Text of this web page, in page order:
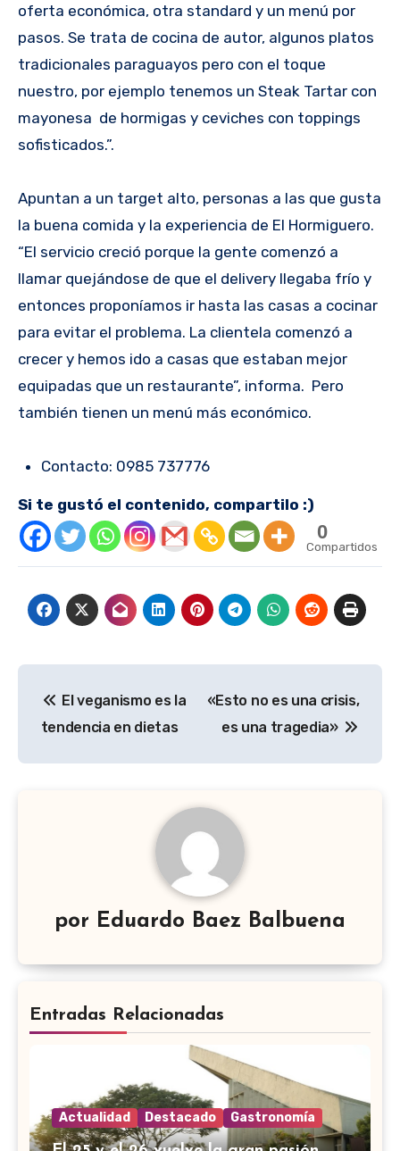
oferta económica, otra standard y un menú por
pasos. Se trata de cocina de autor, algunos platos
tradicionales paraguayos pero con el toque
nuestro, por ejemplo tenemos un Steak Tartar con
mayonesa de hormigas y ceviches con toppings
sofisticados.”.
Apuntan a un target alto, personas a las que gusta
la buena comida y la experiencia de El Hormiguero.
“El servicio creció porque la gente comenzó a
llamar quejándose de que el delivery llegaba frío y
entonces proponíamos ir hasta las casas a cocinar
para evitar el problema. La clientela comenzó a
crecer y hemos ido a casas que estaban mejor
equipadas que un restaurante”, informa. Pero
también tienen un menú más económico.
Contacto: 0985 737776
Si te gustó el contenido, compartilo :)
0
Compartidos
de
entradas
El veganismo es la
tendencia en dietas
«Esto no es una crisis,
es una tragedia»
por Eduardo Baez Balbuena
Entradas Relacionadas
Actualidad Destacado Gastronomía